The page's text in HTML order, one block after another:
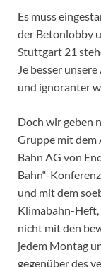
Es muss
der Betonlobby
Stuttgart 21
Je besser
und ignoranter
Doch wir geben
Gruppe mit dem
Bahn AG von
Bahn“-
und mit dem
Klimabahn-
nicht mit den
jedem Montag
gegenüber des